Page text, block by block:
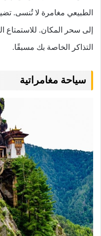
الطبيعي مغامرة لا تُنسى.
إلى سحر المكان. للاستمتاع
التذاكر الخاصة بك مسبقًا.
سياحة مغامراتية